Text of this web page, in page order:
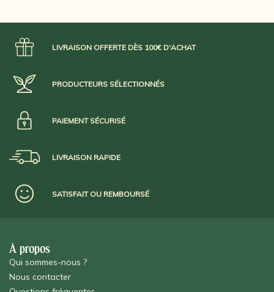
LIVRAISON OFFERTE DÈS 100€ D'ACHAT
PRODUCTEURS SÉLECTIONNÉS
PAIEMENT SÉCURISÉ
LIVRAISON RAPIDE
SATISFAIT OU REMBOURSÉ
À propos
Qui sommes-nous ?
Nous contacter